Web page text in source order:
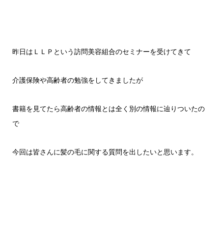
昨日はＬＬＰという訪問美容組合のセミナーを受けてきて
介護保険や高齢者の勉強をしてきましたが
書籍を見てたら高齢者の情報とは全く別の情報に辿りついたの
で
今回は皆さんに髪の毛に関する質問を出したいと思います。